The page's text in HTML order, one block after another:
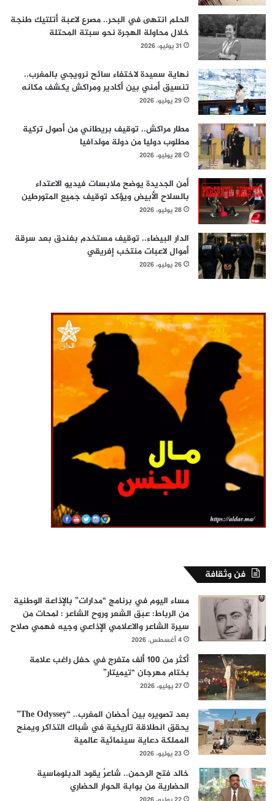
الحلم انتهى في البحر.. مصرع لاعبة أتلتيك طنجة
خلال محاولة الهجرة نحو سبتة المحتلة
31 يوليو، 2026
نهاية سعيدة لاختفاء سائح نرويجي بالمغرب..
تنسيق أمني بين أكادير ومراكش يكشف مكانه
29 يوليو، 2026
مطار مراكش.. توقيف بريطاني من أصول تركية
مطلوب دوليا من دولة مولدافيا
28 يوليو، 2026
أمن الجديدة يوضح ملابسات فيديو الاعتداء
بالسلاح الأبيض ويؤكد توقيف جميع المتورطين
28 يوليو، 2026
الدار البيضاء.. توقيف مستخدم بفندق بعد سرقة
أموال لاعبات منتخب إفريقي
26 يوليو، 2026
فن وثقافة
مساء اليوم في برنامج “مدارات” بالإذاعة الوطنية
من الرباط: عبق الشعر وروح الشاعر : لمحات من
سيرة الشاعر والاعلامي الإذاعي وجيه فهمي صلاح
4 أغسطس، 2026
أكثر من 100 ألف متفرج في حفل راغب علامة
بختام مهرجان “تيميتار”
27 يوليو، 2026
بعد تصويره بين أحضان المغرب.. “The Odyssey”
يحقق انطلاقة تاريخية في شباك التذاكر ويمنح
المملكة دعاية سينمائية عالمية
23 يوليو، 2026
خالد فتح الرحمن.. شاعرٌ يقود الدبلوماسية
الحضارية من بوابة الحوار الحضاري